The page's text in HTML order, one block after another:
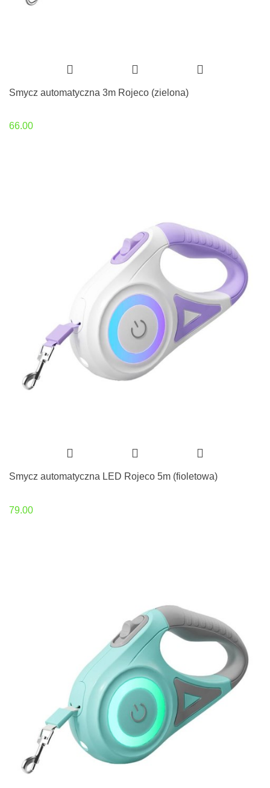
Smycz automatyczna 3m Rojeco (zielona)
66.00
Smycz automatyczna LED Rojeco 5m (fioletowa)
79.00